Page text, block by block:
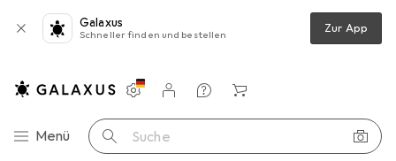
Galaxus
Schneller finden und bestellen Zur App
Navigation nach Kategorien
Menü Suche
Einstellungen
Kundenkonto
Vergleichslisten
Merklisten
Warenkorb